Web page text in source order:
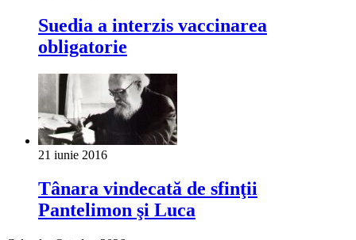
Suedia a interzis vaccinarea
obligatorie
21 iunie 2016
Tânara vindecată de sfinţii
Pantelimon şi Luca